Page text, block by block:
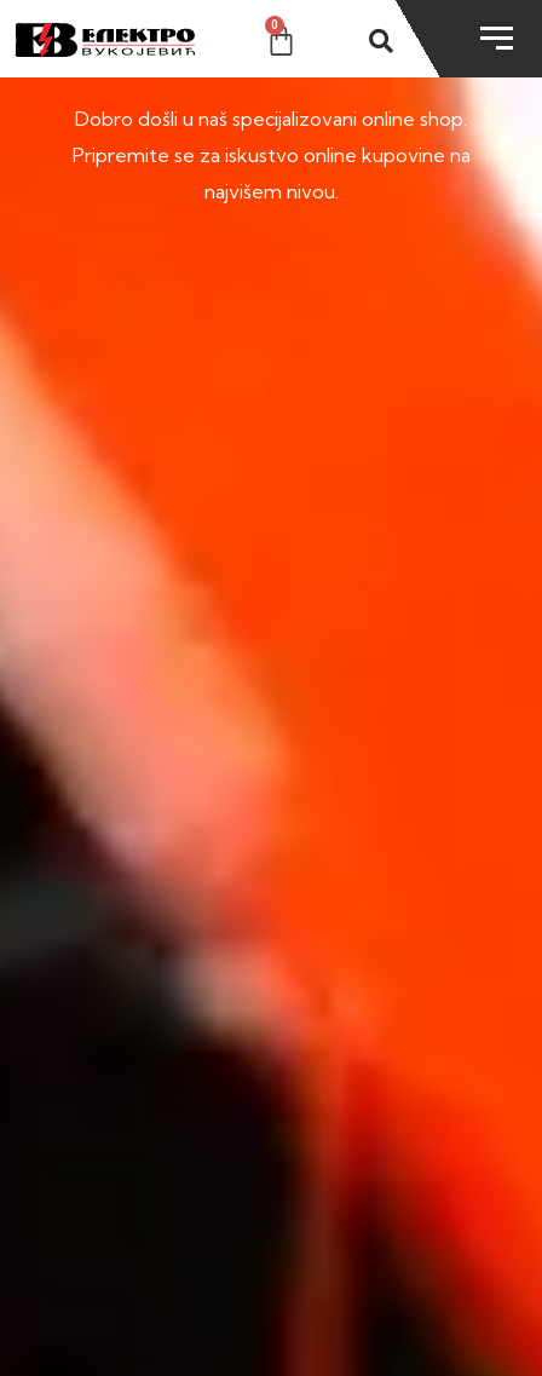
0
SHOP
Dobro došli u naš specijalizovani online shop.
Pripremite se za iskustvo online kupovine na
najvišem nivou.